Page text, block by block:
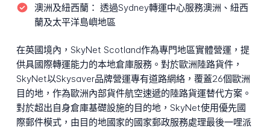
澳洲及紐西蘭： 透過Sydney轉運中心服務澳洲、紐西
蘭及太平洋島嶼地區
在英國境內，SkyNet Scotland作為專門地區實體營運，提
供具國際轉運能力的本地倉庫服務。對於歐洲陸路貨件，
SkyNet以Skysaver品牌營運專有道路網絡，覆蓋26個歐洲
目的地，作為歐洲內部貨件航空速遞的陸路貨運替代方案。
對於超出自身倉庫基礎設施的目的地，SkyNet使用優先國
際郵件模式，由目的地國家的國家郵政服務處理最後一哩派